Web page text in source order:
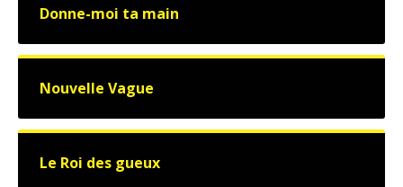
Donne-moi ta main
Nouvelle Vague
Le Roi des gueux